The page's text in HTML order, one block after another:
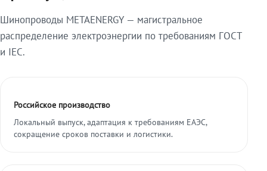
Шинопроводы METAENERGY — магистральное
распределение электроэнергии по требованиям ГОСТ
и IEC.
Российское производство
Локальный выпуск, адаптация к требованиям ЕАЭС,
сокращение сроков поставки и логистики.